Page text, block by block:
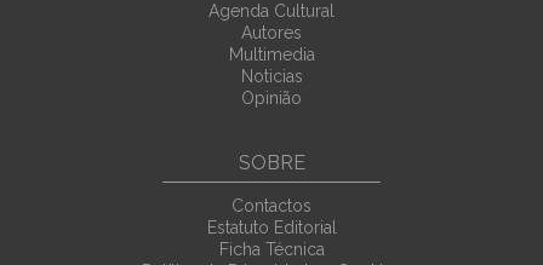
Agenda Cultural
Autores
Multimedia
Noticias
Opinião
SOBRE
Contactos
Estatuto Editorial
Ficha Técnica